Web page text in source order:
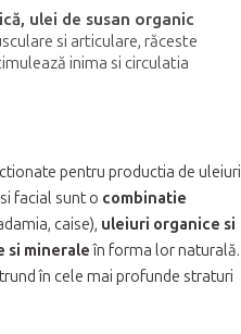
ulei de susan organic
si articulare, răceste
inima si circulatia
pentru productia de uleiuri
facial sunt o combinatie
caise), uleiuri organice si
si mineraleîn forma lor naturală.
în cele mai profunde straturi